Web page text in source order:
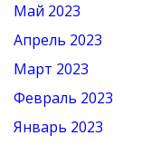
Май 2023
Апрель 2023
Март 2023
Февраль 2023
Январь 2023